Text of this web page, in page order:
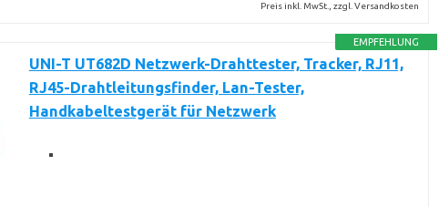
Preis inkl. MwSt., zzgl. Versandkosten
EMPFEHLUNG
UNI-T UT682D Netzwerk-Drahttester, Tracker, RJ11,
RJ45-Drahtleitungsfinder, Lan-Tester,
Handkabeltestgerät für Netzwerk